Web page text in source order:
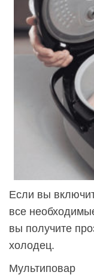
Если вы
все
вы получите
холодец.
Мультиповар